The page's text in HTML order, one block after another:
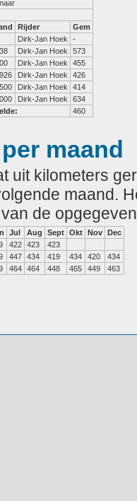
Rijder
Gem
Dirk-Jan Hoek
-
Dirk-Jan Hoek
573
Dirk-Jan Hoek
455
Dirk-Jan Hoek
426
Dirk-Jan Hoek
414
Dirk-Jan Hoek
634
460
maand
uit kilometers
maand.
de
Jul Aug Sept Okt Nov Dec
422 423
423
447 434 419 434 420
434
464 464 448 465 449 463